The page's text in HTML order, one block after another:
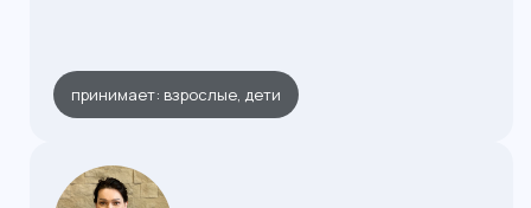
принимает: взрослые, дети